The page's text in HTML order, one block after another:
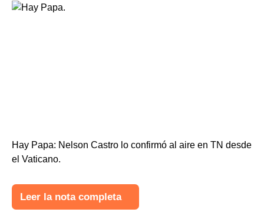
Hay Papa: Nelson Castro lo confirmó al aire en TN desde
el Vaticano.
Leer la nota completa